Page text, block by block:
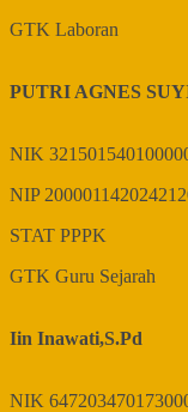
GTK Laboran
PUTRI AGNES
NIK
NIP
STAT PPPK
GTK Guru Sejarah
Iin Inawati,S.Pd
NIK